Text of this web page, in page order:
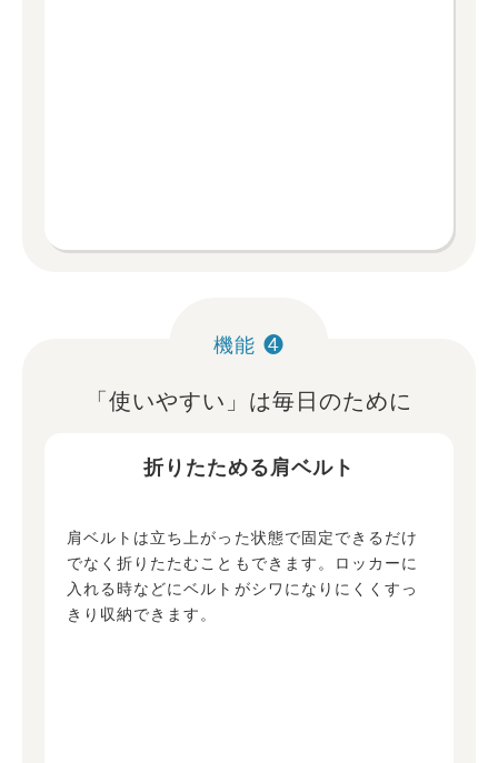
機能 ❹
「使いやすい」は毎日のために
折りたためる肩ベルト
肩ベルトは立ち上がった状態で固定できるだけ
でなく折りたたむこともできます。ロッカーに
入れる時などにベルトがシワになりにくくすっ
きり収納できます。